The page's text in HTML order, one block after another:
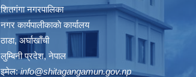
शितगंगा नगरपालिका
नगर कार्यपालीकाकाे कार्यालय
ठाडा, अर्घाखाँची
लुम्बिनी प्रदेश, नेपाल
इमेल:info@shitagangamun.gov.np